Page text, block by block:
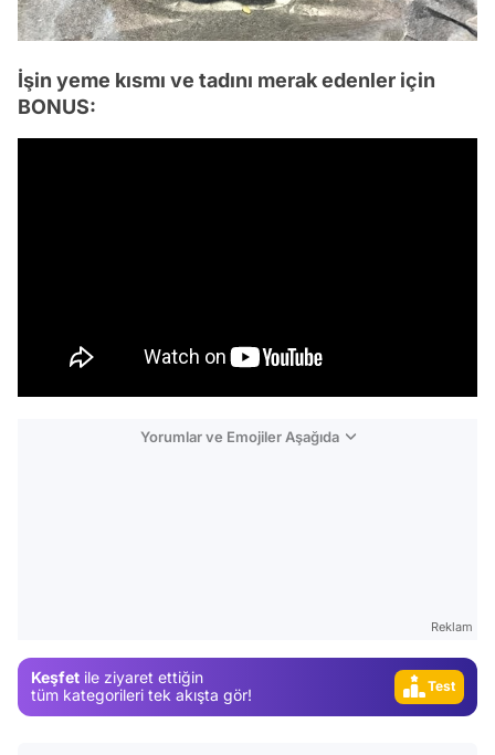
İşin yeme kısmı ve tadını merak edenler için
BONUS:
Yorumlar ve Emojiler Aşağıda
Reklam
Keşfet ile ziyaret ettiğin
tüm kategorileri tek akışta gör!
Test